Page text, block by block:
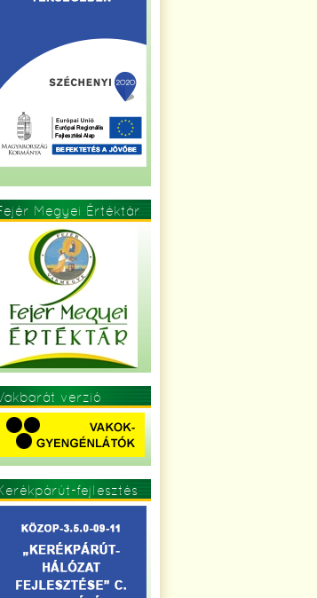
Megyei Értéktár
verzió
fejlesztés